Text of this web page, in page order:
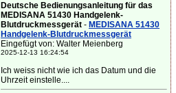
Deutsche Bedienungsanleitung für das
MEDISANA 51430 Handgelenk-
Blutdruckmessgerät - MEDISANA 51430
Handgelenk-Blutdruckmessgerät
Eingefügt von: Walter Meienberg
2025-12-13 16:24:54
Ich weiss nicht wie ich das Datum und die
Uhrzeit einstelle....